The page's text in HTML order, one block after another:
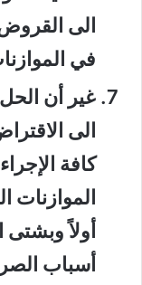
الى القروض
في
غير أن
الى
كافة
الموازنات
أولاً
أسباب